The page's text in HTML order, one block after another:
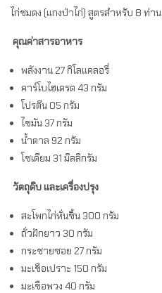
ไก่ชมดง (แกงป่าไก่) สูตรสำหรับ 8 ท่าน
คุณค่าสารอาหาร
พลังงาน 27 กิโลแคลอรี่
คาร์โบไฮเดรต 43 กรัม
โปรตีน 05 กรัม
ไขมัน 37 กรัม
น้ำตาล 92 กรัม
โซเดียม 31 มิลลิกรัม
วัตถุดิบ และเครื่องปรุง
สะโพกไก่หั่นชิ้น 300 กรัม
ถั่วฝักยาว 30 กรัม
กระชายซอย 27 กรัม
มะเขือเปราะ 150 กรัม
มะเขือพวง 40 กรัม